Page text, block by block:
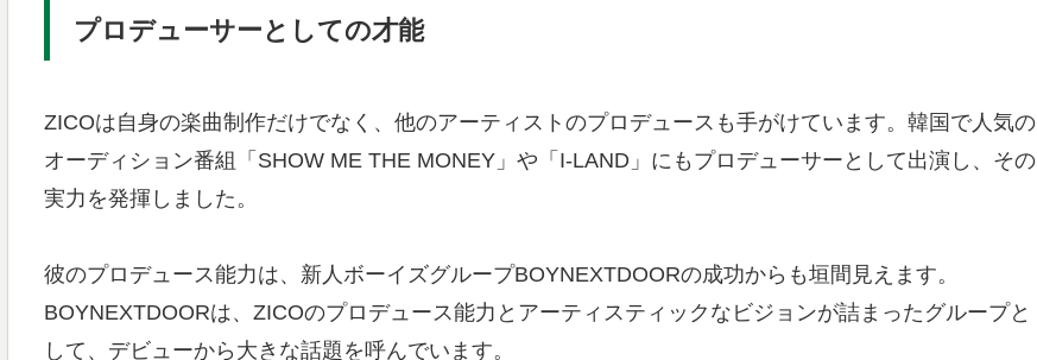
プロデューサーとしての才能
ZICOは自身の楽曲制作だけでなく、他のアーティストのプロデュースも手がけています。韓国で人気の
オーディション番組「SHOW ME THE MONEY」や「I-LAND」にもプロデューサーとして出演し、その
実力を発揮しました。
彼のプロデュース能力は、新人ボーイズグループBOYNEXTDOORの成功からも垣間見えます。
BOYNEXTDOORは、ZICOのプロデュース能力とアーティスティックなビジョンが詰まったグループと
して、デビューから大きな話題を呼んでいます。